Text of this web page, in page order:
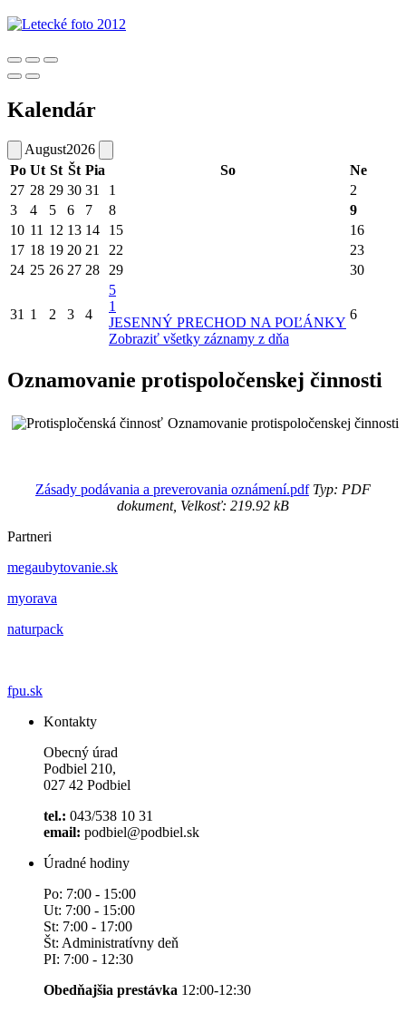
Kalendár
August2026
Po Ut St Št Pia So
Ne
27 28 29 30 31 1
2
3
4 5 6 7 8
9
10 11 12 13 14 15
16
17 18 19 20 21 22
23
24 25 26 27 28 29 30
31 1 2 3 4
5
1
JESENNÝ PRECHOD NA POĽÁNKY
Zobraziť všetky záznamy z dňa
6
Oznamovanie protispoločenskej činnosti
Oznamovanie protispoločenskej činnosti
Zásady podávania a preverovania oznámení.pdfTyp: PDF
dokument, Velkosť: 219.92 kB
Partneri
megaubytovanie.sk
myorava
naturpack
fpu.sk
Kontakty
Obecný úrad
Podbiel 210,
027 42 Podbiel
tel.: 043/538 10 31
email: podbiel@podbiel.sk
Úradné hodiny
Po: 7:00 - 15:00
Ut: 7:00 - 15:00
St: 7:00 - 17:00
Št: Administratívny deň
PI: 7:00 - 12:30
Obedňajšia prestávka 12:00-12:30